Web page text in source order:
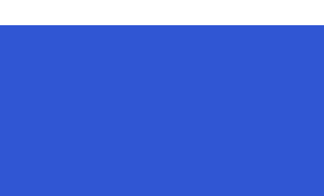
Amanzholov University көмекшісі